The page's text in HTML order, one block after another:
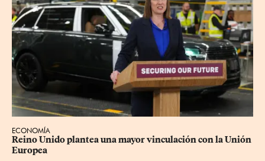
ECONOMÍA
Reino Unido plantea una mayor vinculación con la Unión
Europea